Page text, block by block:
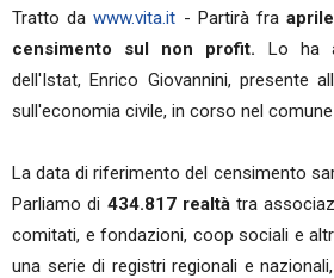
Tratto dawww.vita.it - Partirà fra
censimento sul non profit. Lo ha
dell'Istat, Enrico Giovannini, presente
sull'economia civile, in corso nel
La data di riferimento del censimento
Parliamo di 434.817 realtàtra
comitati, e fondazioni, coop sociali e
una serie di registri regionali e